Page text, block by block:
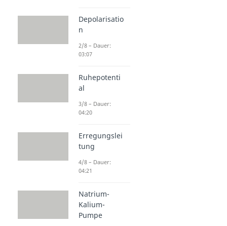
Depolarisatio
n
2/8 – Dauer:
03:07
Ruhepotenti
al
3/8 – Dauer:
04:20
Erregungslei
tung
4/8 – Dauer:
04:21
Natrium-
Kalium-
Pumpe